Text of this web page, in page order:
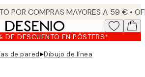
DESCUENTO EN PÓSTERS*
de pared▸Dibujo de línea